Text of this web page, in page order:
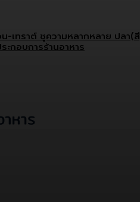
-เทราต์ ชูความหลากหลาย ปลา(
ะกอบการร้านอาหาร